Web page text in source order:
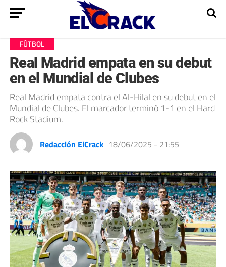
FÚTBOL
Real Madrid empata en su debut
en el Mundial de Clubes
Real Madrid empata contra el Al-Hilal en su debut en el
Mundial de Clubes. El marcador terminó 1-1 en el Hard
Rock Stadium.
Redacción ElCrack 18/06/2025 - 21:55